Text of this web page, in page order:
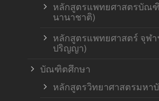
หลักสูตรแพทยศาสตรบัณ
นานาชาติ)
หลักสูตรแพทยศาสตร์ จุฬา
ปริญญา)
บัณฑิตศึกษา
หลักสูตรวิทยาศาสตรมห